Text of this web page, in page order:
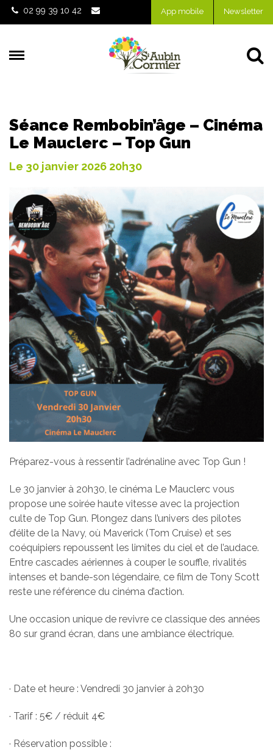
Gestion des traceurs
02 99 39 10 42 App mobile Newsletter
Séance Rembobin’âge – Cinéma
Le Mauclerc – Top Gun
Le 30 janvier 2026 20h30
Préparez-vous à ressentir l’adrénaline avec Top Gun !
Le 30 janvier à 20h30, le cinéma Le Mauclerc vous
propose une soirée haute vitesse avec la projection
culte de Top Gun. Plongez dans l’univers des pilotes
d’élite de la Navy, où Maverick (Tom Cruise) et ses
coéquipiers repoussent les limites du ciel et de l’audace.
Entre cascades aériennes à couper le souffle, rivalités
intenses et bande-son légendaire, ce film de Tony Scott
reste une référence du cinéma d’action.
Une occasion unique de revivre ce classique des années
80 sur grand écran, dans une ambiance électrique.
· Date et heure : Vendredi 30 janvier à 20h30
· Tarif : 5€ / réduit 4€
· Réservation possible :